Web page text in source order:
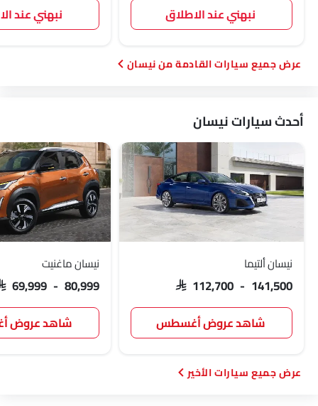
نبهني عند الاطلاق نبهني عند
سيارات القادمة من نيسان
أحدث سيارات نيسان
نيسان ألتيما
SAR 112,700 - 141,500
شاهد عروض أغسطس
نيسان ماغنيت
69,999 - 80,999
شاهد عروض
سيارات الأخير